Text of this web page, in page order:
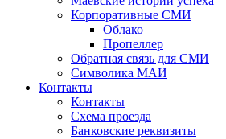
Корпоративные СМИ
Облако
Пропеллер
Обратная связь для СМИ
Символика МАИ
Контакты
Контакты
Схема проезда
Банковские реквизиты